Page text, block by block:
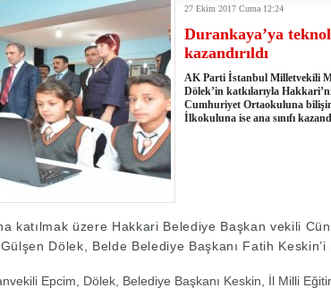
17:35- Hakkari'ye Raftingde Çifte Gurur
17:32
- Dağcı Yüksel Işık'ın izini köylüler buldu
17:30
- Hayvanlar Şarbona karşı aşılanıyor
17:27- Hakkari'de yaz ortasında kış manzarası
19:22- Cennet-Cehennem Vadisi'nde tarihi güreş finali
19:19- CHP Hakkari ve 26 il başkanını görevden aldı
19:17- Cennet Cehennem Vadisi'nde şampiyonluk mücadelesi
19:13- Bakan Yardımcısı Çelik, Aşiret Lideri Keskin'i ziyaret etti
19:10- Hakkari'de 503 kilogram Esrar ele geçirildi
19:08- Bakan Yardımcısı Ali Çelik Hakkari’de sevgi seli
27 Ekim 2017 Cuma 12:24
Durankaya’ya
kazandırıldı
AK Parti İstanbul Milletvekili
Dölek’in katkılarıyla
Cumhuriyet Ortaokuluna
İlkokuluna ise ana sınıfı
katılmak üzere Hakkari Belediye Başkan vekili
Dölek, Belde Belediye Başkanı Fatih Keskin’i
Epcim, Dölek, Belediye Başkanı Keskin, İl Milli